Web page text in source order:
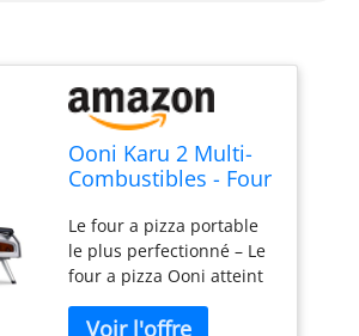
Ooni Karu 2 Multi-
Combustibles - Four
Bois/Gaz/Charbon –
Four a pizza gaz
compatible -
Portable extérieur –
Cuisson
Le four a pizza portable
le plus perfectionné – Le
four a pizza Ooni atteint
pizzas authentiques en